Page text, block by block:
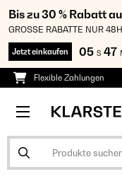
Bis zu 30 % Rabatt
GROSSE RABATTE NUR
Jetzt einkaufen 05 S 47
Flexible Zahlungen